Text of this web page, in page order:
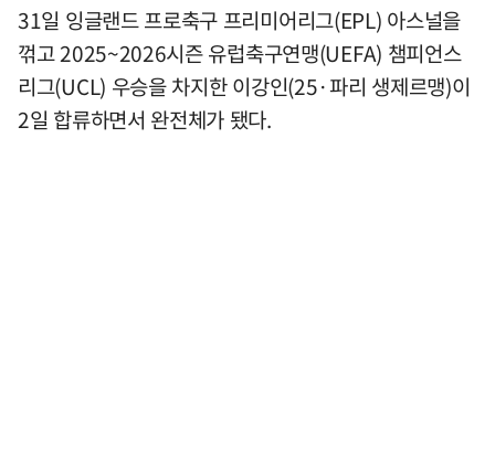
31일 잉글랜드 프로축구 프리미어리그(EPL) 아스널을
꺾고 2025~2026시즌 유럽축구연맹(UEFA) 챔피언스
리그(UCL) 우승을 차지한 이강인(25·파리 생제르맹)이
2일 합류하면서 완전체가 됐다.